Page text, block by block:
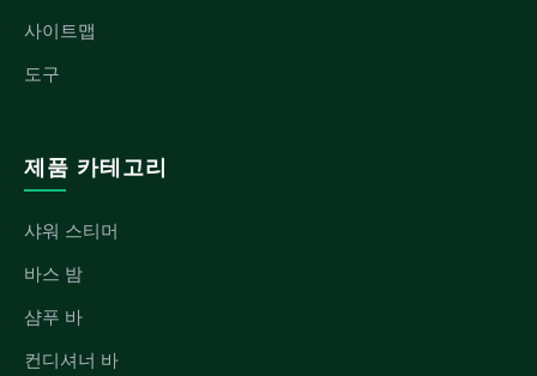
사이트맵
도구
제품 카테고리
샤워 스티머
바스 밤
샴푸 바
컨디셔너 바